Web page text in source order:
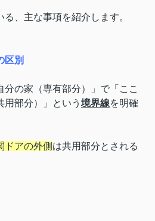
、主な事項を紹介します。
区別
分の家（専有部分）」で「ここ
用部分）」という 境界線を明確
ドアの外側 は共用部分とされる